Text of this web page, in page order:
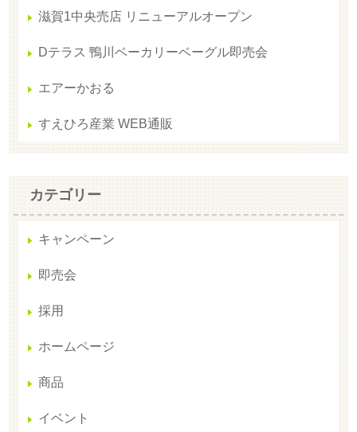
滋賀1中央売店 リニューアルオープン
Dテラス 鴨川ベーカリーベーグル即売会
エアーかおる
すえひろ産業 WEB通販
カテゴリー
キャンペーン
即売会
採用
ホームページ
商品
イベント